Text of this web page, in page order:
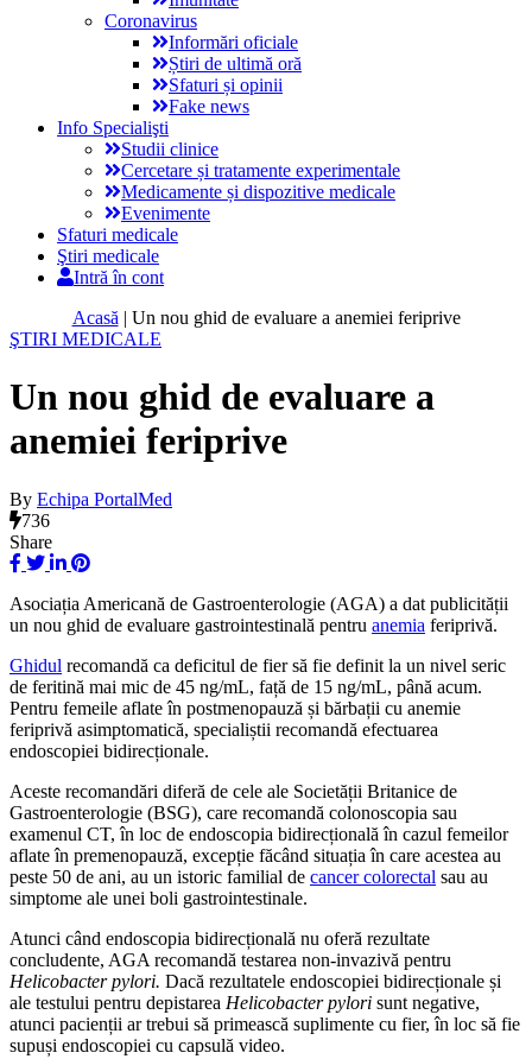
Coronavirus
Informări oficiale
Știri de ultimă oră
Sfaturi și opinii
Fake news
Info Specialişti
Studii clinice
Cercetare și tratamente experimentale
Medicamente și dispozitive medicale
Evenimente
Sfaturi medicale
Ştiri medicale
Intră în cont
Acasă | Un nou ghid de evaluare a anemiei feriprive
ŞTIRI MEDICALE
Un nou ghid de evaluare a
anemiei feriprive
By Echipa PortalMed
736
Share
Asociația Americană de Gastroenterologie (AGA) a dat publicității
un nou ghid de evaluare gastrointestinală pentru anemia feriprivă.
Ghidul recomandă ca deficitul de fier să fie definit la un nivel seric
de feritină mai mic de 45 ng/mL, față de 15 ng/mL, până acum.
Pentru femeile aflate în postmenopauză și bărbații cu anemie
feriprivă asimptomatică, specialiștii recomandă efectuarea
endoscopiei bidirecționale.
Aceste recomandări diferă de cele ale Societății Britanice de
Gastroenterologie (BSG), care recomandă colonoscopia sau
examenul CT, în loc de endoscopia bidirecțională în cazul femeilor
aflate în premenopauză, excepție făcând situația în care acestea au
peste 50 de ani, au un istoric familial de cancer colorectal sau au
simptome ale unei boli gastrointestinale.
Atunci când endoscopia bidirecțională nu oferă rezultate
concludente, AGA recomandă testarea non-invazivă pentru
Helicobacter pylori. Dacă rezultatele endoscopiei bidirecționale și
ale testului pentru depistarea Helicobacter pylori sunt negative,
atunci pacienții ar trebui să primească suplimente cu fier, în loc să fie
supuși endoscopiei cu capsulă video.